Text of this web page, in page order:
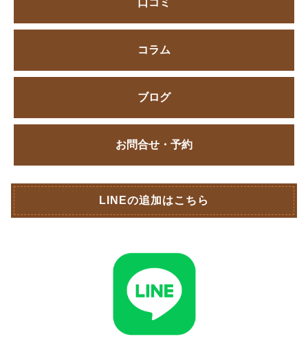
口コミ
コラム
ブログ
お問合せ・予約
LINEの追加はこちら